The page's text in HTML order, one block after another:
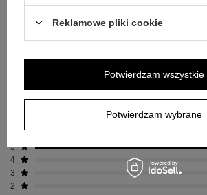
Liczba wystawionych opinii: 8
Pokaż tylko opinie potwierdzone zakupem
5
4
3
2
Reklamowe pliki cookie
Potwierdzam wybrane
Potwierdzam wszystkie